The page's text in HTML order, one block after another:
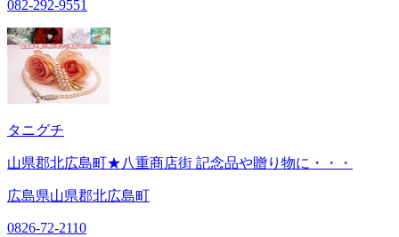
082-292-9551
タニグチ
山県郡北広島町★八重商店街 記念品や贈り物に・・・
広島県山県郡北広島町
0826-72-2110